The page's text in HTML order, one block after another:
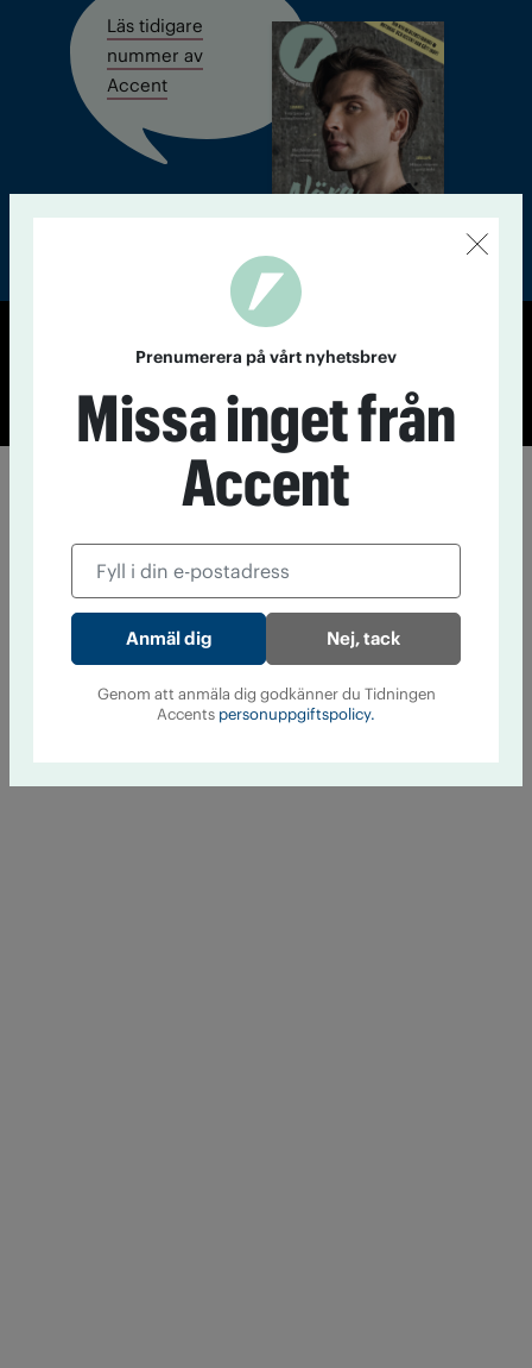
Läs tidigare
nummer av
Accent
© Tidningen Accent 2026
Personuppgiftspolicy
Prenumerera på vårt nyhetsbrev
Missa inget från
Accent
Nej, tack
Genom att anmäla dig godkänner du Tidningen
Accents personuppgiftspolicy.